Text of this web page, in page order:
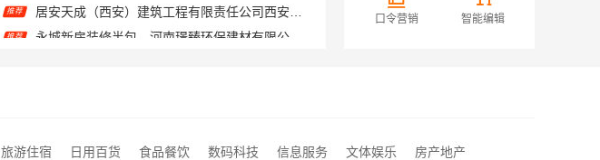
推荐 永城新房装修半包，河南璟臻环保建材有限公司省心选择
推荐 珠海低分录取的学校报考-北京理工大学珠海学院继教院
南山全屋定制细节精湛，华居不锈钢品质之选
口令营销 智能编辑
旅游住宿 日用百货 食品餐饮 数码科技 信息服务 文体娱乐
房产地产